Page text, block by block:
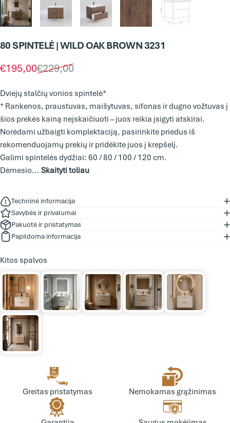
80SPINTELĖ|WILDOAKBROWN3231
Išpardavimo kaina
€195,00
Įprasta kaina€229,00
Dviejų stalčių vonios spintelė*
* Rankenos, praustuvas, maišytuvas, sifonas ir dugno vožtuvas į
šios prekės kainą neįskaičiuoti – juos reikia įsigyti atskirai.
Norėdami užbaigti komplektaciją, pasirinkite priedus iš
rekomenduojamų prekių ir pridėkite juos į krepšelį.
Galimi spintelės dydžiai: 60 / 80 / 100 / 120 cm.
Dėmesio... Skaityti toliau
Techninė informacija
Savybės ir privalumai
Pakuotė ir pristatymas
Papildoma informacija
Kitos spalvos
Greitas pristatymas Nemokamas grąžinimas